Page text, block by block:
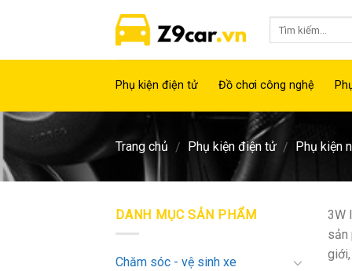
Phụ kiện điện tử Đồ chơi công nghệ
Trang chủ / Phụ kiện điện tử / Phụ kiện
DANH MỤC SẢN PHẨM
Chăm sóc - vệ sinh xe
3W
sản